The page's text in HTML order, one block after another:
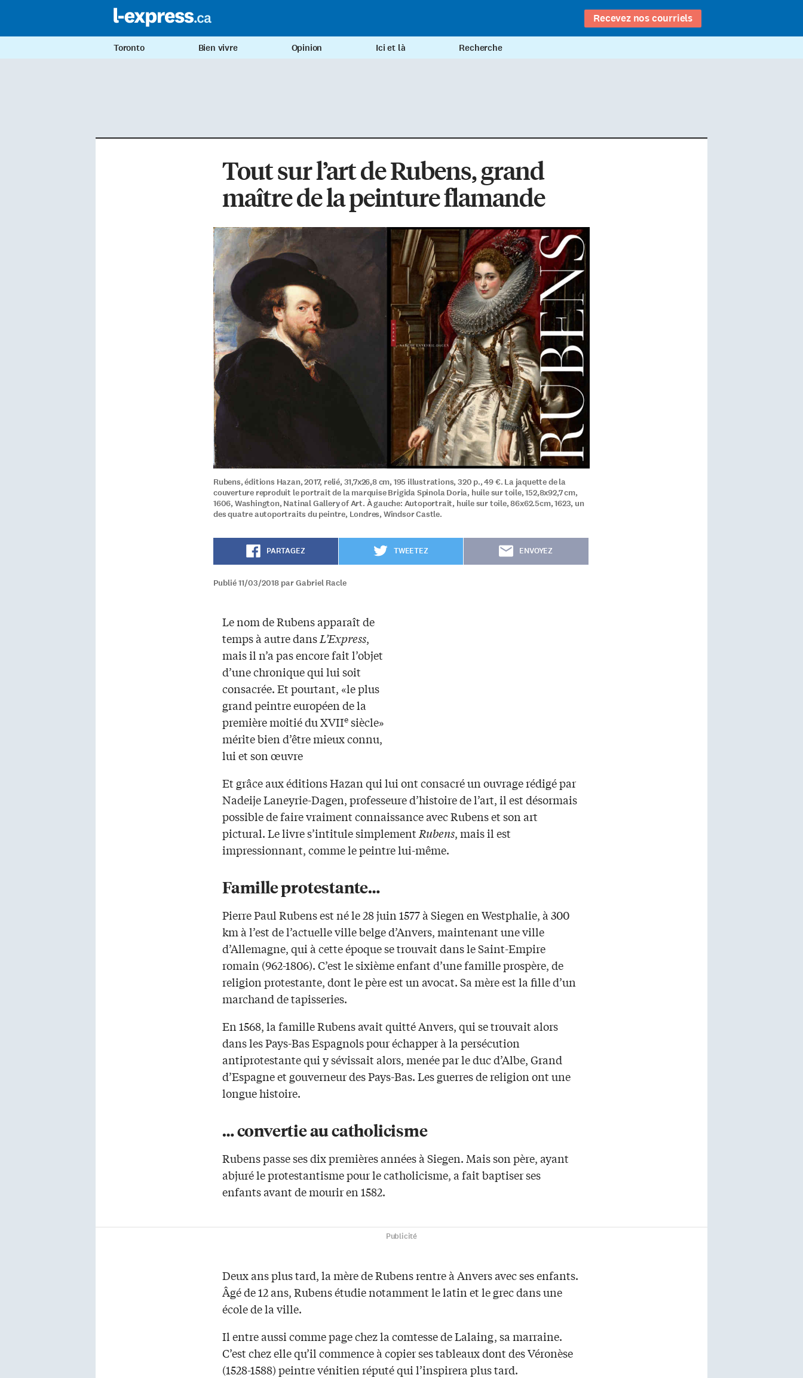
Recevez nos courriels
Toronto Bien vivre Opinion Ici et là Recherche
Tout sur l’art de Rubens, grand
maître de la peinture flamande
Rubens, éditions Hazan, 2017, relié, 31,7x26,8 cm, 195 illustrations, 320 p., 49 €. La jaquette de la
couverture reproduit le portrait de la marquise Brigida Spinola Doria, huile sur toile, 152,8x92,7 cm,
1606, Washington, Natinal Gallery of Art. À gauche: Autoportrait, huile sur toile, 86x62.5cm, 1623, un
des quatre autoportraits du peintre, Londres, Windsor Castle.
PARTAGEZ TWEETEZ ENVOYEZ
Publié 11/03/2018 par Gabriel Racle
Le nom de Rubens apparaît de
temps à autre dansL’Express,
mais il n’a pas encore fait l’objet
d’une chronique qui lui soit
consacrée. Et pourtant, «le plus
grand peintre européen de la
première moitié du XVIIe siècle»
mérite bien d’être mieux connu,
lui et son œuvre
Et grâce aux éditions Hazan qui lui ont consacré un ouvrage rédigé par
Nadeije Laneyrie-Dagen, professeure d’histoire de l’art, il est désormais
possible de faire vraiment connaissance avec Rubens et son art
pictural. Le livre s’intitule simplementRubens, mais il est
impressionnant, comme le peintre lui-même.
Famille protestante…
Pierre Paul Rubens est né le 28 juin 1577 à Siegen en Westphalie, à 300
km à l’est de l’actuelle ville belge d’Anvers, maintenant une ville
d’Allemagne, qui à cette époque se trouvait dans le Saint-Empire
romain (962-1806). C’est le sixième enfant d’une famille prospère, de
religion protestante, dont le père est un avocat. Sa mère est la fille d’un
marchand de tapisseries.
En 1568, la famille Rubens avait quitté Anvers, qui se trouvait alors
dans les Pays-Bas Espagnols pour échapper à la persécution
antiprotestante qui y sévissait alors, menée par le duc d’Albe, Grand
d’Espagne et gouverneur des Pays-Bas. Les guerres de religion ont une
longue histoire.
… convertie au catholicisme
Rubens passe ses dix premières années à Siegen. Mais son père, ayant
abjuré le protestantisme pour le catholicisme, a fait baptiser ses
enfants avant de mourir en 1582.
Publicité
Deux ans plus tard, la mère de Rubens rentre à Anvers avec ses enfants.
Âgé de 12 ans, Rubens étudie notamment le latin et le grec dans une
école de la ville.
Il entre aussi comme page chez la comtesse de Lalaing, sa marraine.
C’est chez elle qu’il commence à copier ses tableaux dont des Véronèse
(1528-1588) peintre vénitien réputé qui l’inspirera plus tard.